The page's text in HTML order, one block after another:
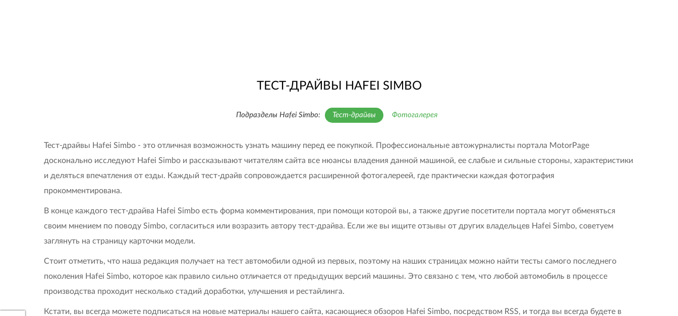
ТЕСТ-ДРАЙВЫ HAFEI SIMBO
Подразделы Hafei Simbo: Тест-драйвы Фотогалерея
Тест-драйвы Hafei Simbo - это отличная возможность узнать машину перед ее покупкой. Профессиональные автожурналисты портала MotorPage
досконально исследуют Hafei Simbo и рассказывают читателям сайта все нюансы владения данной машиной, ее слабые и сильные стороны, характеристики
и деляться впечатления от езды. Каждый тест-драйв сопровождается расширенной фотогалереей, где практически каждая фотография
прокомментирована.
В конце каждого тест-драйва Hafei Simbo есть форма комментирования, при помощи которой вы, а также другие посетители портала могут обменяться
своим мнением по поводу Simbo, согласиться или возразить автору тест-драйва. Если же вы ищите отзывы от других владельцев Hafei Simbo, советуем
заглянуть на страницу карточки модели.
Стоит отметить, что наша редакция получает на тест автомобили одной из первых, поэтому на наших страницах можно найти тесты самого последнего
поколения Hafei Simbo, которое как правило сильно отличается от предыдущих версий машины. Это связано с тем, что любой автомобиль в процессе
производства проходит несколько стадий доработки, улучшения и рестайлинга.
Кстати, вы всегда можете подписаться на новые материалы нашего сайта, касающиеся обзоров Hafei Simbo, посредством RSS, и тогда вы всегда будете в